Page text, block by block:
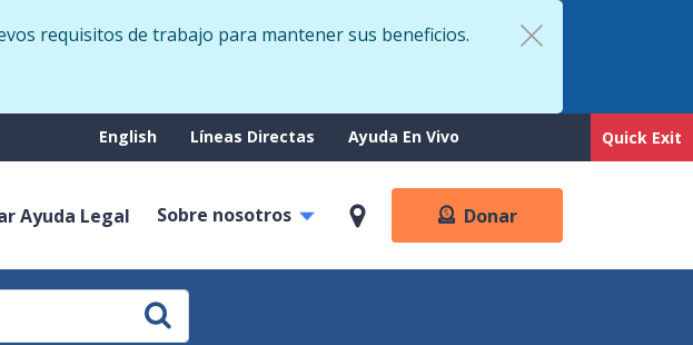
Quick Exit
requisitos de trabajo para mantener sus beneficios.
Support
English Líneas Directas Ayuda En Vivo
Ayuda Legal Sobre nosotros Donar